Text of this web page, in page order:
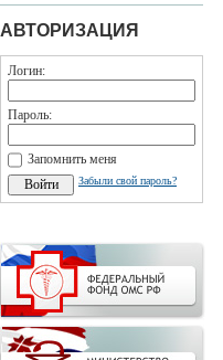
АВТОРИЗАЦИЯ
Логин:
Пароль:
Запомнить меня
Забыли свой пароль?